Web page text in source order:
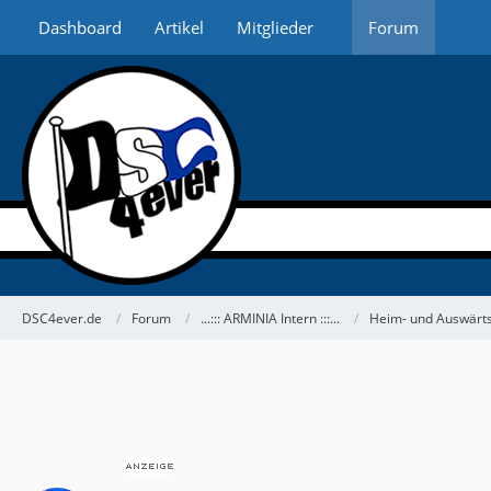
Dashboard Artikel Mitglieder Forum
DSC4ever.de Forum ...::: ARMINIA Intern :::... Heim- und